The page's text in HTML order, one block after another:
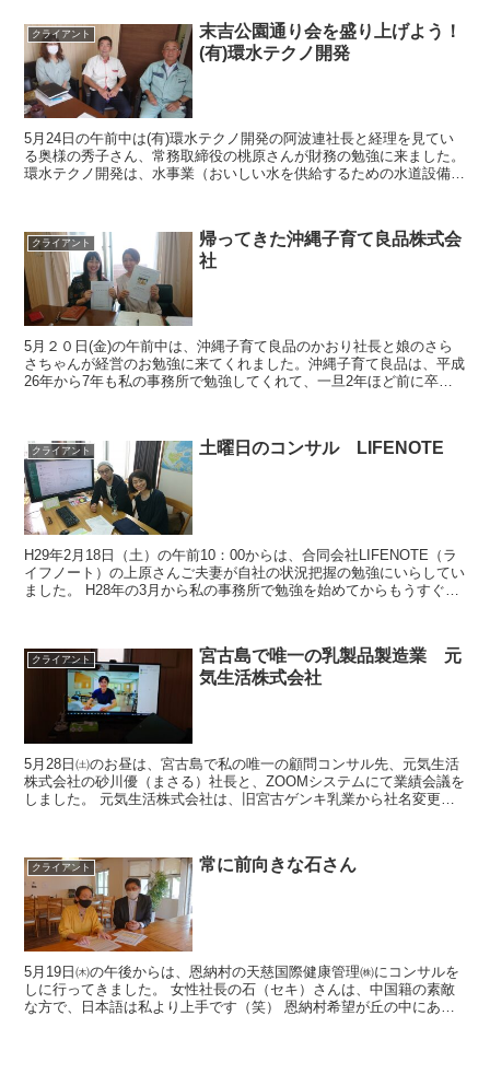
クライアント
末吉公園通り会を盛り上げよう！
(有)環水テクノ開発
5月24日の午前中は(有)環水テクノ開発の阿波連社長と経理を見てい
る奥様の秀子さん、常務取締役の桃原さんが財務の勉強に来ました。
環水テクノ開発は、水事業（おいしい水を供給するための水道設備）
クライアント
帰ってきた沖縄子育て良品株式会
社
5月２０日(金)の午前中は、沖縄子育て良品のかおり社長と娘のさら
さちゃんが経営のお勉強に来てくれました。沖縄子育て良品は、平成
26年から7年も私の事務所で勉強してくれて、一旦2年ほど前に卒業
クライアント 土曜日のコンサル LIFENOTE
H29年2月18日（土）の午前10：00からは、合同会社LIFENOTE（ラ
イフノート）の上原さんご夫妻が自社の状況把握の勉強にいらしてい
ました。 H28年の3月から私の事務所で勉強を始めてからもうすぐ1
クライアント
宮古島で唯一の乳製品製造業 元
気生活株式会社
5月28日㈯のお昼は、宮古島で私の唯一の顧問コンサル先、元気生活
株式会社の砂川優（まさる）社長と、ZOOMシステムにて業績会議を
しました。 元気生活株式会社は、旧宮古ゲンキ乳業から社名変更を
クライアント 常に前向きな石さん
5月19日㈭の午後からは、恩納村の天慈国際健康管理㈱にコンサルを
しに行ってきました。 女性社長の石（セキ）さんは、中国籍の素敵
な方で、日本語は私より上手です（笑） 恩納村希望が丘の中にある